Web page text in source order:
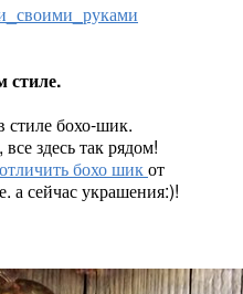
стиле.
стиле бохо-шик.
здесь так рядом!
бохо шикот
а сейчас украшения:)!